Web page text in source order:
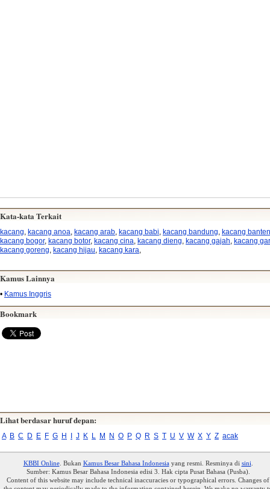
Kata-kata Terkait
kacang kacang anoa kacang arab kacang babi kacang bandung kacang
kacang bogor, kacang botor, kacang cina kacang dieng kacang gajah kacang
kacang goreng kacang hijau kacang kara
Kamus Lainnya
• Kamus Inggris
Bookmark
Lihat berdasar huruf depan:
A B C D E F G H J K L M N O P Q R S T U V W X Y Z acak
KBBI Online. Bukan Kamus Besar Bahasa Indonesiayang resmi. Resminya di sini
Sumber: Kamus Besar Bahasa Indonesia edisi 3. Hak cipta Pusat Bahasa (Pusba).
Content of this website may include technical inaccuracies or typographical errors. Changes of